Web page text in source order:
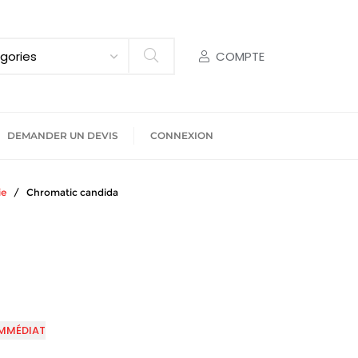
Search COMPTE
DEMANDER UN DEVIS CONNEXION
/ Chromatic candida